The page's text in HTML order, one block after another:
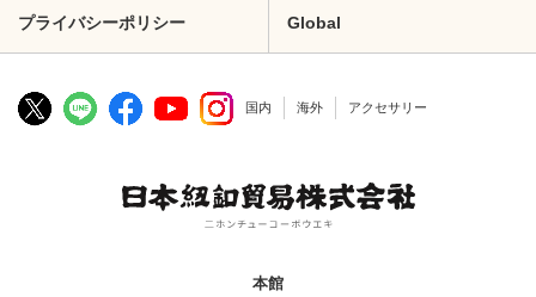
プライバシーポリシー Global
国内 海外 アクセサリー
本館